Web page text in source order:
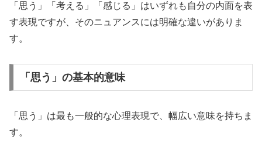
「思う」「考える」「感じる」はいずれも自分の内面を表
す表現ですが、そのニュアンスには明確な違いがありま
す。
「思う」の基本的意味
「思う」は最も一般的な心理表現で、幅広い意味を持ちま
す。